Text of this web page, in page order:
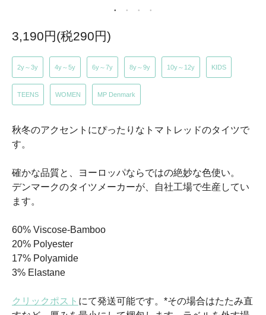
3,190円(税290円)
2y～3y 4y～5y 6y～7y 8y～9y 10y～12y KIDS
TEENS WOMEN MP Denmark
秋冬のアクセントにぴったりなトマトレッドのタイツで
す。
確かな品質と、ヨーロッパならではの絶妙な色使い。
デンマークのタイツメーカーが、自社工場で生産してい
ます。
60% Viscose-Bamboo
20% Polyester
17% Polyamide
3% Elastane
クリックポスト にて発送可能です。*その場合はたたみ直